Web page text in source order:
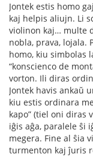
Jontek estis homo
kaj helpis aliujn. Li
violinon kaj… multe
nobla, prava, lojala.
homo, kiu simbolas
“konscienco de
vorton. Ili diras
Jontek havis ankaŭ
kiu estis ordinara
kapo” (tiel oni diras
iĝis aĝa, paralele ŝi
megera. Fine al ŝia
turmenton kaj ĵuris